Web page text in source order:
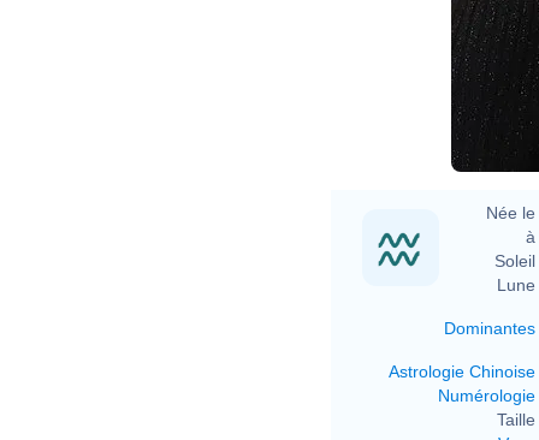
Née le
à
Soleil
Lune
Dominantes
Astrologie Chinoise
Numérologie
Taille